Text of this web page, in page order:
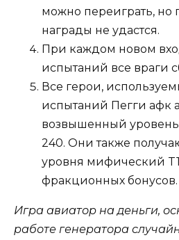
можно переиграть, но
награды не удастся.
При каждом новом
испытаний все враги
Все герои,
испытаний Пегги афк
возвышенный уровень
240. Они также
уровня мифический
фракционных бонусов.
Игра авиатор на деньги,
работе генератора